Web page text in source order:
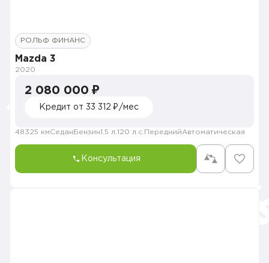
РОЛЬФ ФИНАНС
Mazda 3
2020
2 080 000 ₽
Кредит от 33 312 ₽/мес
48325 кмСедан Бензин1.5 л. 120 л.с. ПереднийАвтоматическая
Консультация